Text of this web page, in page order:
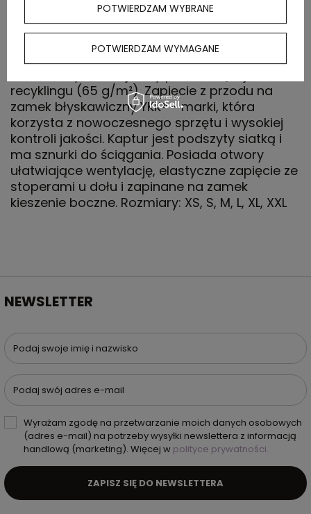
OPIS
Wodoodporna wiatrówka (unisex) wykonana
recyklingu (65 g/m²). Zapięcie z przodu na
zamek błyskawiczny YKK® - marki, która
korzysta z nowoczesnego sprzętu i wysokiej
kontroli jakości. Kaptur jest podszyty siatką i
ma sznurki do ściągania. Posiada otwory
ułatwiające wentylację, elastyczne zapięcie ze
stoperami u dołu i zapinane na zamek
kieszenie boczne. Rozmiary: XS, S, M, L, XL, XXL
NEWSLETTER
Podaj swoje imię i nazwisko
Podaj swój adres e-mail
Wyrażam zgodę na przetwarzanie moich danych osobowych
(adres e-mail) na potrzeby wysyłki newslettera z informacją
handlową (marketing). Więcej w polityce prywatności.
ZAPISZ SIĘ DO NEWSLETTERA
POTWIERDZAM WYBRANE
POTWIERDZAM WYMAGANE